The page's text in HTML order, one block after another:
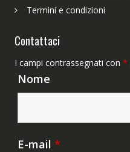
Termini e condizioni
Contattaci
I campi contrassegnati con *
Nome
E-mail *